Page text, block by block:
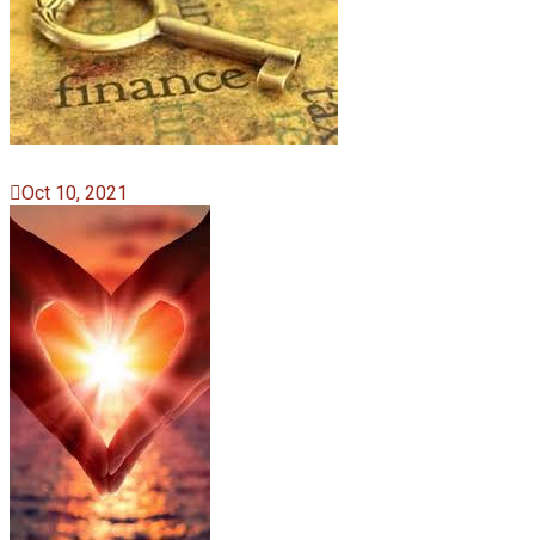
Oct 10, 2021